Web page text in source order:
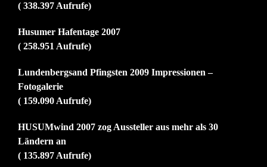
( 338.397 Aufrufe)
Husumer Hafentage 2007
( 258.951 Aufrufe)
Lundenbergsand Pfingsten 2009 Impressionen –
Fotogalerie
( 159.090 Aufrufe)
HUSUMwind 2007 zog Aussteller aus mehr als 30
Ländern an
( 135.897 Aufrufe)